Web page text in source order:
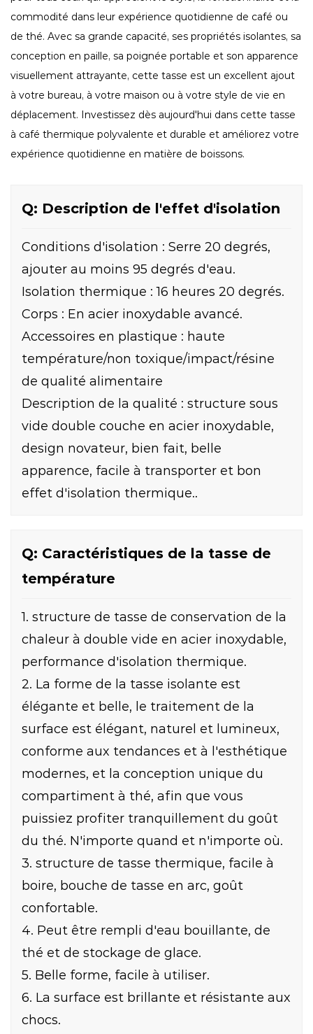
commodité dans leur expérience quotidienne de café ou
de thé. Avec sa grande capacité, ses propriétés isolantes, sa
conception en paille, sa poignée portable et son apparence
visuellement attrayante, cette tasse est un excellent ajout
à votre bureau, à votre maison ou à votre style de vie en
déplacement. Investissez dès aujourd'hui dans cette tasse
à café thermique polyvalente et durable et améliorez votre
expérience quotidienne en matière de boissons.
Q: Description de l'effet d'isolation
Conditions d'isolation : Serre 20 degrés,
ajouter au moins 95 degrés d'eau.
Isolation thermique : 16 heures 20 degrés.
Corps : En acier inoxydable avancé.
Accessoires en plastique : haute
température/non toxique/impact/résine
de qualité alimentaire
Description de la qualité : structure sous
vide double couche en acier inoxydable,
design novateur, bien fait, belle
apparence, facile à transporter et bon
effet d'isolation thermique..
Q: Caractéristiques de la tasse de
température
1. structure de tasse de conservation de la
chaleur à double vide en acier inoxydable,
performance d'isolation thermique.
2. La forme de la tasse isolante est
élégante et belle, le traitement de la
surface est élégant, naturel et lumineux,
conforme aux tendances et à l'esthétique
modernes, et la conception unique du
compartiment à thé, afin que vous
puissiez profiter tranquillement du goût
du thé. N'importe quand et n'importe où.
3. structure de tasse thermique, facile à
boire, bouche de tasse en arc, goût
confortable.
4. Peut être rempli d'eau bouillante, de
thé et de stockage de glace.
5. Belle forme, facile à utiliser.
6. La surface est brillante et résistante aux
chocs.